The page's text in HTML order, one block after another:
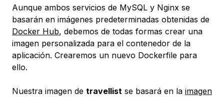
Aunque ambos servicios de MySQL y Nginx se
basarán en imágenes predeterminadas obtenidas de
Docker Hub, debemos de todas formas crear una
imagen personalizada para el contenedor de la
aplicación. Crearemos un nuevo Dockerfile para
ello.
Nuestra imagen de travellist se basará en la imagen